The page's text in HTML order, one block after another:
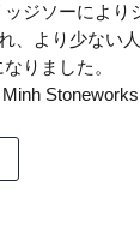
ッジソーにより
、より少ない
りました。
Stoneworks